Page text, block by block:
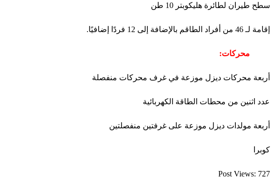
سطح طيران لطائرة هليكوبتر 10 طن
إقامة لـ 46 من أفراد الطاقم بالإضافة إلى 12 فردًا إضافيًا.
محركات:
أربعة محركات ديزل موزعة في غرف محركات منفصلة
عدد اثنين من محطات الطاقة الكهربائية
أربعة مولدات ديزل موزعة على غرفتين منفصلتين
كوبرا
Post Views: 727